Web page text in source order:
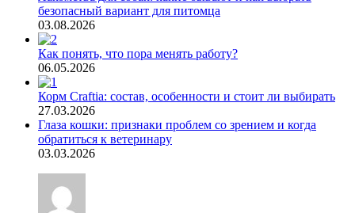
безопасный вариант для питомца
03.08.2026
Как понять, что пора менять работу?
06.05.2026
Корм Craftia: состав, особенности и стоит ли выбирать
27.03.2026
Глаза кошки: признаки проблем со зрением и когда
обратиться к ветеринару
03.03.2026